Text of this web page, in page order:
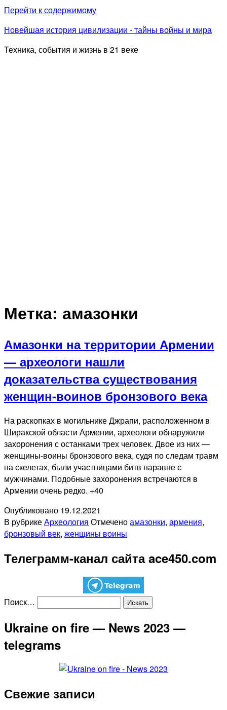
Перейти к содержимому
Новейшая история цивилизации - тайны войны и мира
Техника, события и жизнь в 21 веке
Метка: амазонки
Амазонки на территории Армении
— археологи нашли
доказательства существования
женщин-воинов бронзового века
На раскопках в могильнике Джрапи, расположенном в
Ширакской области Армении, археологи обнаружили
захоронения с останками трех человек. Двое из них —
женщины-воины бронзового века, судя по следам травм
на скелетах, были участницами битв наравне с
мужчинами. Подобные захоронения встречаются в
Армении очень редко. +40
Опубликовано 19.12.2021
В рубрикеАрхеология Отмеченоамазонки, армения,
бронзовый век, женщины воины
Телеграмм-канал сайта ace450.com
Поиск…
Ukraine on fire — News 2023 —
telegrams
Свежие записи